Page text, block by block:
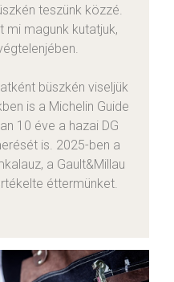
teszünk közzé.
mi magunk kutatjuk,
büszkén viseljük
is a Michelin Guide
10 éve a hazai DG
is. 2025-ben a
a Gault&Millau
éttermünket.